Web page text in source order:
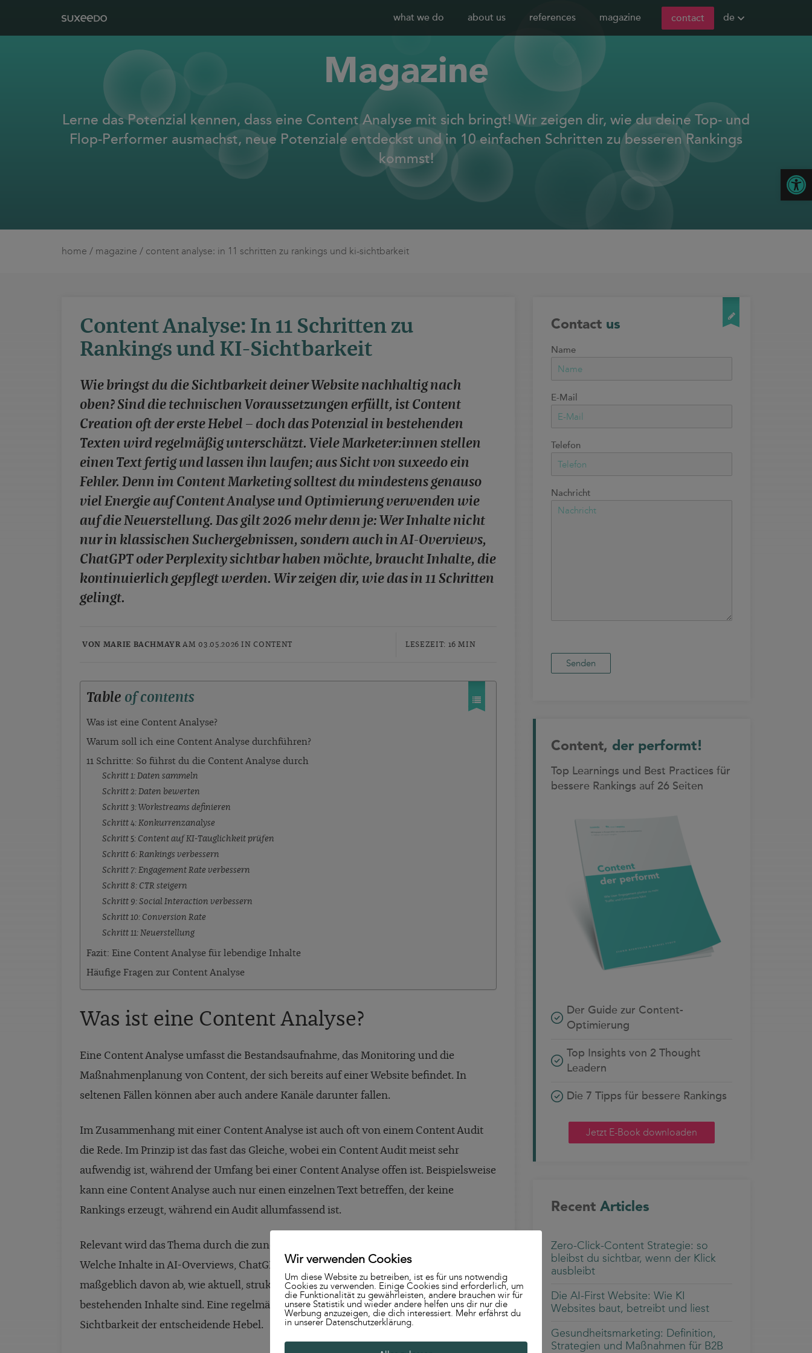
what we do about us references magazine contact de
Magazine
Lerne das Potenzial kennen, dass eine Content Analyse mit sich bringt! Wir zeigen dir, wie du deine Top- und
Flop-Performer ausmachst, neue Potenziale entdeckst und in 10 einfachen Schritten zu besseren Rankings
kommst!
home / magazine / content analyse: in 11 schritten zu rankings und ki-sichtbarkeit
Content Analyse: In 11 Schritten zu
Rankings und KI-Sichtbarkeit
Wie bringst du die Sichtbarkeit deiner Website nachhaltig nach
oben? Sind die technischen Voraussetzungen erfüllt, ist Content
Creation oft der erste Hebel – doch das Potenzial in bestehenden
Texten wird regelmäßig unterschätzt. Viele Marketer:innen stellen
einen Text fertig und lassen ihn laufen; aus Sicht von suxeedo ein
Fehler. Denn im Content Marketing solltest du mindestens genauso
viel Energie auf Content Analyse und Optimierung verwenden wie
auf die Neuerstellung. Das gilt 2026 mehr denn je: Wer Inhalte nicht
nur in klassischen Suchergebnissen, sondern auch in AI-Overviews,
ChatGPT oder Perplexity sichtbar haben möchte, braucht Inhalte, die
kontinuierlich gepflegt werden. Wir zeigen dir, wie das in 11 Schritten
gelingt.
VON MARIE BACHMAYR AM 03.05.2026 IN CONTENT LESEZEIT: 16 MIN
Table of contents
Was ist eine Content Analyse?
Warum soll ich eine Content Analyse durchführen?
11 Schritte: So führst du die Content Analyse durch
Schritt 1: Daten sammeln
Schritt 2: Daten bewerten
Schritt 3: Workstreams definieren
Schritt 4: Konkurrenzanalyse
Schritt 5: Content auf KI-Tauglichkeit prüfen
Schritt 6: Rankings verbessern
Schritt 7: Engagement Rate verbessern
Schritt 8: CTR steigern
Schritt 9: Social Interaction verbessern
Schritt 10: Conversion Rate
Schritt 11: Neuerstellung
Fazit: Eine Content Analyse für lebendige Inhalte
Häufige Fragen zur Content Analyse
Was ist eine Content Analyse?
Eine Content Analyse umfasst die Bestandsaufnahme, das Monitoring und die
Maßnahmenplanung von Content, der sich bereits auf einer Website befindet. In
seltenen Fällen können aber auch andere Kanäle darunter fallen.
Im Zusammenhang mit einer Content Analyse ist auch oft von einem Content Audit
die Rede. Im Prinzip ist das fast das Gleiche, wobei ein Content Audit meist sehr
aufwendig ist, während der Umfang bei einer Content Analyse offen ist. Beispielsweise
kann eine Content Analyse auch nur einen einzelnen Text betreffen, der keine
Rankings erzeugt, während ein Audit allumfassend ist.
Relevant wird das Thema durch die zunehmende Verbreitung generativer Suche:
Welche Inhalte in AI-Overviews, ChatGPT oder Perplexity zitiert werden, hängt
maßgeblich davon ab, wie aktuell, strukturiert und thematisch vollständig deine
bestehenden Inhalte sind. Eine regelmäßige Content Analyse ist damit auch für KI-
Sichtbarkeit der entscheidende Hebel.
Contact us
Name
E-Mail
Telefon
Nachricht
Content, der performt!
Top Learnings und Best Practices für
bessere Rankings auf 26 Seiten
Der Guide zur Content-
Optimierung
Top Insights von 2 Thought
Leadern
Die 7 Tipps für bessere Rankings
Jetzt E-Book downloaden
Recent Articles
Zero-Click-Content Strategie: so
bleibst du sichtbar, wenn der Klick
ausbleibt
Die AI-First Website: Wie KI
Websites baut, betreibt und liest
Gesundheitsmarketing: Definition,
Strategien und Maßnahmen für B2B
Wir verwenden Cookies
Um diese Website zu betreiben, ist es für uns notwendig
Cookies zu verwenden. Einige Cookies sind erforderlich, um
die Funktionalität zu gewährleisten, andere brauchen wir für
unsere Statistik und wieder andere helfen uns dir nur die
Werbung anzuzeigen, die dich interessiert. Mehr erfährst du
in unserer Datenschutzerklärung.